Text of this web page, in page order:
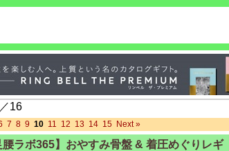
16
7 8 9 10 11 12 13 14 15 Next »
腰ラボ365】おやすみ骨盤 & 着圧めぐりレギ